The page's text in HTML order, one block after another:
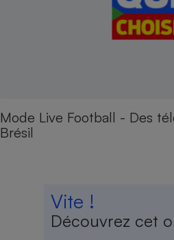
Mode Live Football - Des
Brésil
Vite !
Découvrez cet